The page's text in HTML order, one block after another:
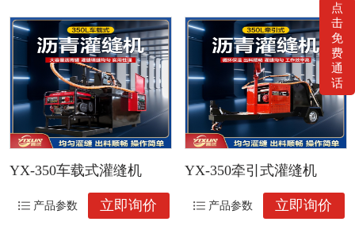
点
击
免
费
通
话
YX-350车载式灌缝机
产品参数 立即询价
YX-350牵引式灌缝机
产品参数 立即询价